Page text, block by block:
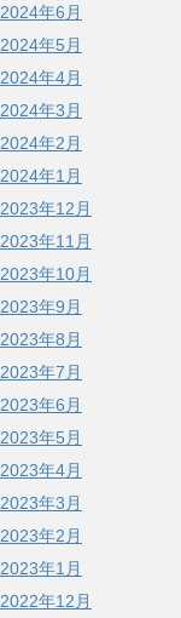
2024年6月
2024年5月
2024年4月
2024年3月
2024年2月
2024年1月
2023年12月
2023年11月
2023年10月
2023年9月
2023年8月
2023年7月
2023年6月
2023年5月
2023年4月
2023年3月
2023年2月
2023年1月
2022年12月